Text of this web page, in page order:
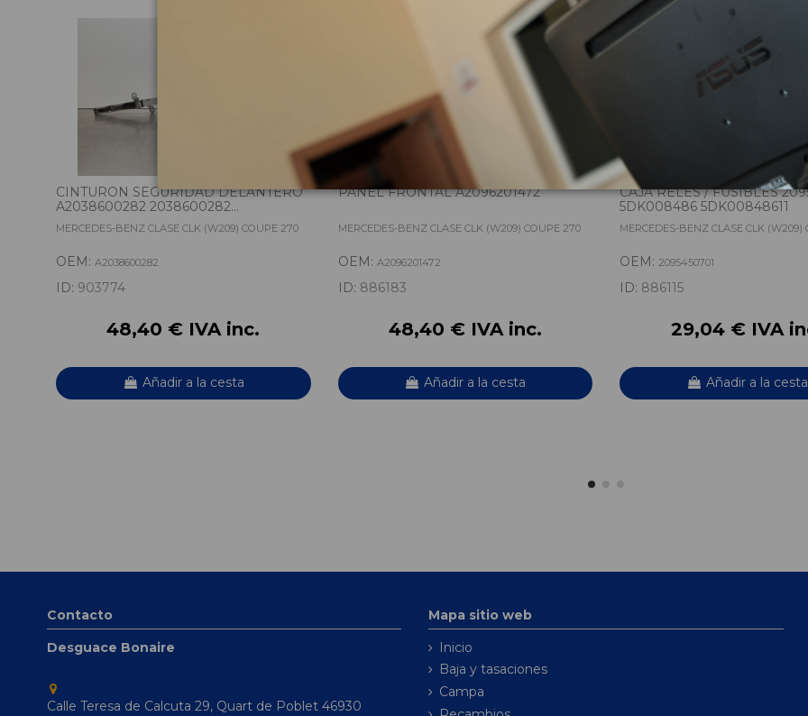
CINTURON SEGURIDAD DELANTERO
A2038600282 2038600282...
MERCEDES-BENZ CLASE CLK (W209) COUPE 270
OEM: A2038600282
ID: 903774
48,40 € IVA inc.
Añadir a la cesta
PANEL FRONTAL A2096201472
MERCEDES-BENZ CLASE CLK (W209) COUPE 270
OEM: A2096201472
ID: 886183
48,40 € IVA inc.
Añadir a la cesta
CAJA RELES / FUSIBLES
5DK008486 5DK00848611
MERCEDES-BENZ CLASE CLK (W209)
OEM: 2095450701
ID: 886115
29,04 € IVA
Añadir a la cesta
Contacto
Desguace Bonaire
Calle Teresa de Calcuta 29, Quart de Poblet 46930
Mapa sitio web
Inicio
Baja y tasaciones
Campa